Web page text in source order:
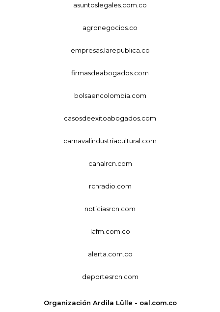
asuntoslegales.com.co
agronegocios.co
empresas.larepublica.co
firmasdeabogados.com
bolsaencolombia.com
casosdeexitoabogados.com
carnavalindustriacultural.com
canalrcn.com
rcnradio.com
noticiasrcn.com
lafm.com.co
alerta.com.co
deportesrcn.com
Organización Ardila Lülle - oal.com.co